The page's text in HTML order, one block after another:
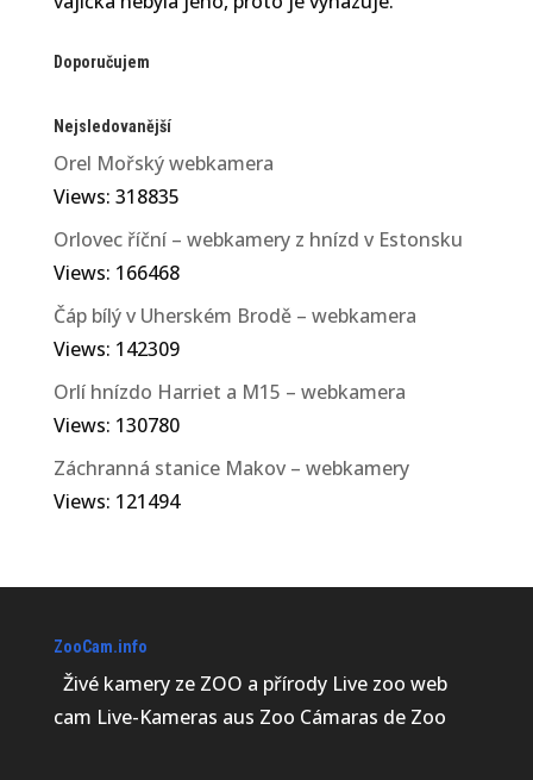
Doporučujem
Nejsledovanější
Orel Mořský webkamera
Views: 318835
Orlovec říční – webkamery z hnízd v Estonsku
Views: 166468
Čáp bílý v Uherském Brodě – webkamera
Views: 142309
Orlí hnízdo Harriet a M15 – webkamera
Views: 130780
Záchranná stanice Makov – webkamery
Views: 121494
ZooCam.info
Živé kamery ze ZOO a přírody Live zoo web
cam Live-Kameras aus Zoo Cámaras de Zoo